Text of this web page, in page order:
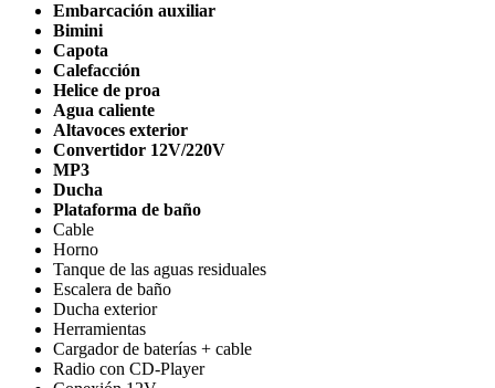
Embarcación auxiliar
Bimini
Capota
Calefacción
Helice de proa
Agua caliente
Altavoces exterior
Convertidor 12V/220V
MP3
Ducha
Plataforma de baño
Cable
Horno
Tanque de las aguas residuales
Escalera de baño
Ducha exterior
Herramientas
Cargador de baterías + cable
Radio con CD-Player